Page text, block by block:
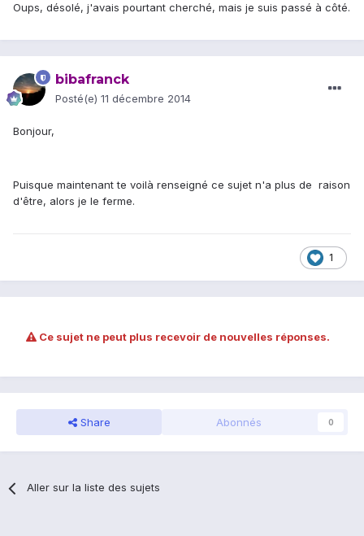
Oups, désolé, j'avais pourtant cherché, mais je suis passé à côté.
bibafranck
Posté(e) 11 décembre 2014
Bonjour,
Puisque maintenant te voilà renseigné ce sujet n'a plus de raison
d'être, alors je le ferme.
1
Ce sujet ne peut plus recevoir de nouvelles réponses.
Share Abonnés 0
Aller sur la liste des sujets